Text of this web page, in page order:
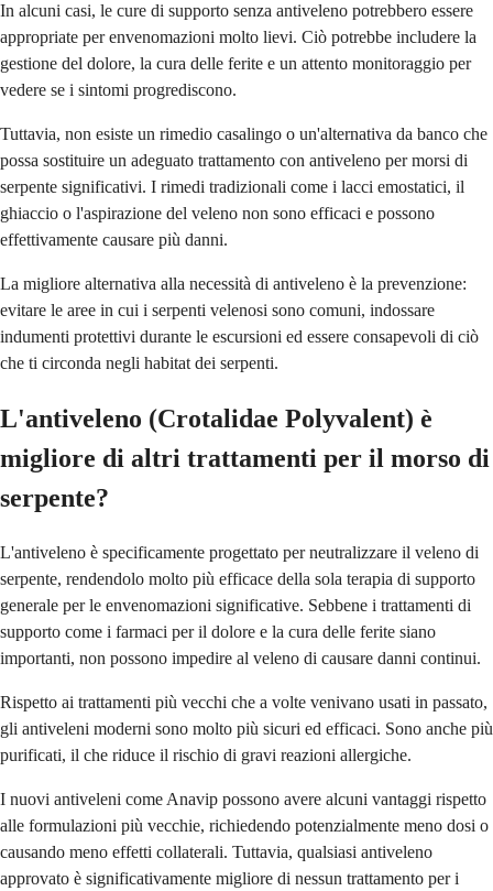
In alcuni casi, le cure di supporto senza antiveleno potrebbero essere
appropriate per envenomazioni molto lievi. Ciò potrebbe includere la
gestione del dolore, la cura delle ferite e un attento monitoraggio per
vedere se i sintomi progrediscono.
Tuttavia, non esiste un rimedio casalingo o un'alternativa da banco che
possa sostituire un adeguato trattamento con antiveleno per morsi di
serpente significativi. I rimedi tradizionali come i lacci emostatici, il
ghiaccio o l'aspirazione del veleno non sono efficaci e possono
effettivamente causare più danni.
La migliore alternativa alla necessità di antiveleno è la prevenzione:
evitare le aree in cui i serpenti velenosi sono comuni, indossare
indumenti protettivi durante le escursioni ed essere consapevoli di ciò
che ti circonda negli habitat dei serpenti.
L'antiveleno (Crotalidae Polyvalent) è
migliore di altri trattamenti per il morso di
serpente?
L'antiveleno è specificamente progettato per neutralizzare il veleno di
serpente, rendendolo molto più efficace della sola terapia di supporto
generale per le envenomazioni significative. Sebbene i trattamenti di
supporto come i farmaci per il dolore e la cura delle ferite siano
importanti, non possono impedire al veleno di causare danni continui.
Rispetto ai trattamenti più vecchi che a volte venivano usati in passato,
gli antiveleni moderni sono molto più sicuri ed efficaci. Sono anche più
purificati, il che riduce il rischio di gravi reazioni allergiche.
I nuovi antiveleni come Anavip possono avere alcuni vantaggi rispetto
alle formulazioni più vecchie, richiedendo potenzialmente meno dosi o
causando meno effetti collaterali. Tuttavia, qualsiasi antiveleno
approvato è significativamente migliore di nessun trattamento per i